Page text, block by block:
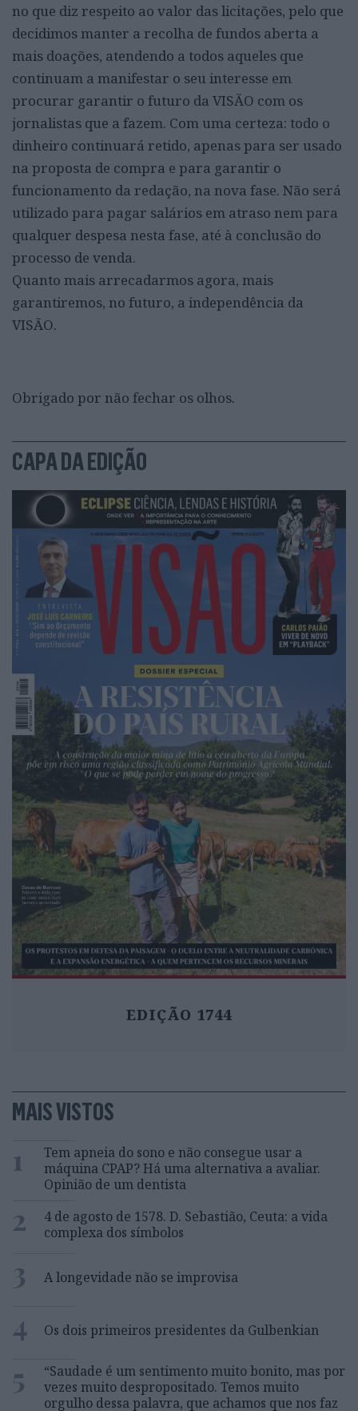
no que diz respeito ao valor das licitações, pelo que
decidimos manter a recolha de fundos aberta a
mais doações, atendendo a todos aqueles que
continuam a manifestar o seu interesse em
procurar garantir o futuro da VISÃO com os
jornalistas que a fazem. Com uma certeza: todo o
dinheiro continuará retido, apenas para ser usado
na proposta de compra e para garantir o
funcionamento da redação, na nova fase. Não será
utilizado para pagar salários em atraso nem para
qualquer despesa nesta fase, até à conclusão do
processo de venda.
Quanto mais arrecadarmos agora, mais
garantiremos, no futuro, a independência da
VISÃO.
Obrigado por não fechar os olhos.
CAPA DA EDIÇÃO
EDIÇÃO 1744
MAIS VISTOS
1
Tem apneia do sono e não consegue usar a
máquina CPAP? Há uma alternativa a avaliar.
Opinião de um dentista
2
4 de agosto de 1578. D. Sebastião, Ceuta: a vida
complexa dos símbolos
3 A longevidade não se improvisa
4 Os dois primeiros presidentes da Gulbenkian
5
“Saudade é um sentimento muito bonito, mas por
vezes muito despropositado. Temos muito
orgulho dessa palavra, que achamos que nos faz